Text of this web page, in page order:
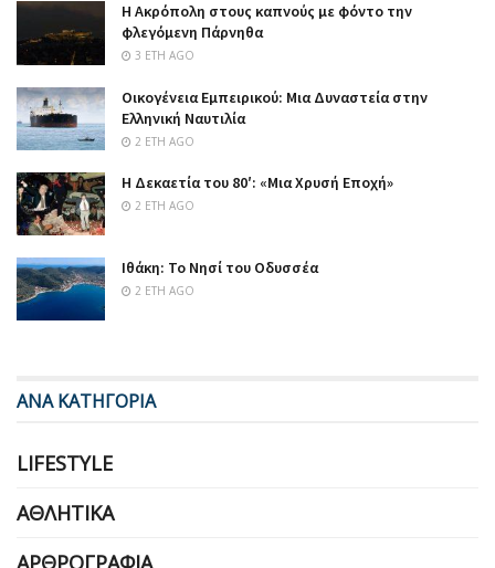
Η Ακρόπολη στους καπνούς με φόντο την
φλεγόμενη Πάρνηθα
3 ΈΤΗ AGO
Οικογένεια Εμπειρικού: Μια Δυναστεία στην
Ελληνική Ναυτιλία
2 ΈΤΗ AGO
Η Δεκαετία του 80′: «Μια Χρυσή Εποχή»
2 ΈΤΗ AGO
Ιθάκη: Το Νησί του Οδυσσέα
2 ΈΤΗ AGO
ΑΝΑ ΚΑΤΗΓΟΡΙΑ
LIFESTYLE
ΑΘΛΗΤΙΚΆ
ΑΡΘΡΟΓΡΑΦΊΑ